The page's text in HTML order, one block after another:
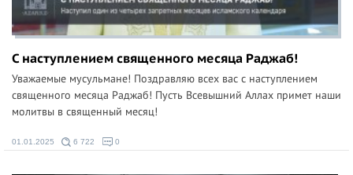
С наступлением священного месяца Раджаб!
Уважаемые мусульмане! Поздравляю всех вас с наступлением
священного месяца Раджаб! Пусть Всевышний Аллах примет наши
молитвы в священный месяц!
01.01.2025 6 722 0